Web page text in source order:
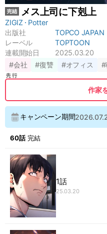
メス上司に下剋上
ZIGIZ
Potter
出版社
TOPCO JAPAN
レーベル
TOPTOON
連載開始日
2025.03.20
#会社
#復讐 #オフィス #
作家
キャンペーン期間
60話 完結
1話
25.03.20